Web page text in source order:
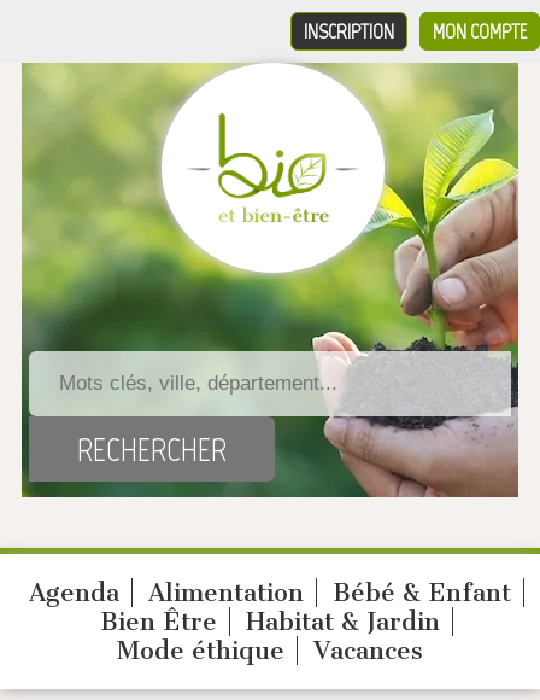
MON COMPTE
INSCRIPTION
Agenda Alimentation
Bébé & Enfant
Bien Être
Habitat & Jardin
Mode éthique
Vacances